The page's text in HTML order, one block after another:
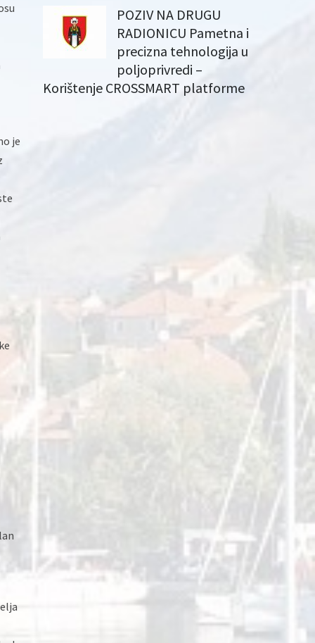
je
POZIV NA DRUGU
RADIONICU Pametna i
precizna tehnologija u
poljoprivredi –
Korištenje CROSSMART platforme